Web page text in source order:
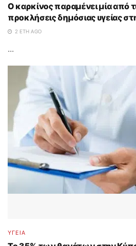
O καρκίνος παραμένει μία από
προκλήσεις δημόσιας υγείας
2 ΈΤΗ AGO
...
ΥΓΕΙΑ